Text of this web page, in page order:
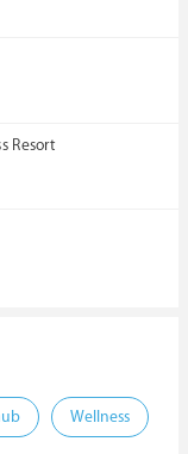
Resort
Wellness